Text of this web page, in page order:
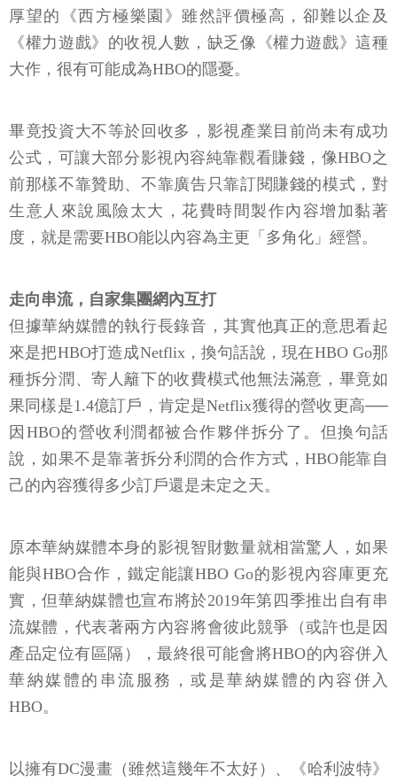
厚望的《西方極樂園》雖然評價極高，卻難以企及
《權力遊戲》的收視人數，缺乏像《權力遊戲》這種
大作，很有可能成為HBO的隱憂。
畢竟投資大不等於回收多，影視產業目前尚未有成功
公式，可讓大部分影視內容純靠觀看賺錢，像HBO之
前那樣不靠贊助、不靠廣告只靠訂閱賺錢的模式，對
生意人來說風險太大，花費時間製作內容增加黏著
度，就是需要HBO能以內容為主更「多角化」經營。
走向串流，自家集團網內互打
但據華納媒體的執行長錄音，其實他真正的意思看起
來是把HBO打造成Netflix，換句話說，現在HBO Go那
種拆分潤、寄人籬下的收費模式他無法滿意，畢竟如
果同樣是1.4億訂戶，肯定是Netflix獲得的營收更高──
因HBO的營收利潤都被合作夥伴拆分了。但換句話
說，如果不是靠著拆分利潤的合作方式，HBO能靠自
己的內容獲得多少訂戶還是未定之天。
原本華納媒體本身的影視智財數量就相當驚人，如果
能與HBO合作，鐵定能讓HBO Go的影視內容庫更充
實，但華納媒體也宣布將於2019年第四季推出自有串
流媒體，代表著兩方內容將會彼此競爭（或許也是因
產品定位有區隔），最終很可能會將HBO的內容併入
華納媒體的串流服務，或是華納媒體的內容併入
HBO。
以擁有DC漫畫（雖然這幾年不太好）、《哈利波特》